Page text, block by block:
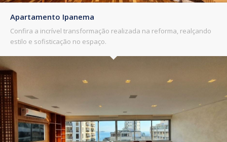
Apartamento Ipanema
Confira a incrível transformação realizada na reforma, realçando
estilo e sofisticação no espaço.